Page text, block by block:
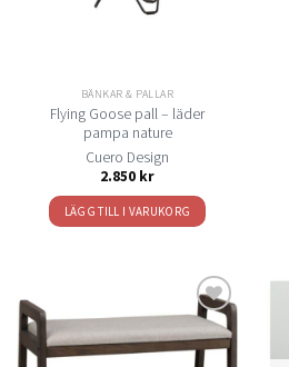
BÄNKAR & PALLAR
Flying Goose pall – läder
pampa nature
Cuero Design
2.850 kr
LÄGG TILL I VARUKORG
Lägg